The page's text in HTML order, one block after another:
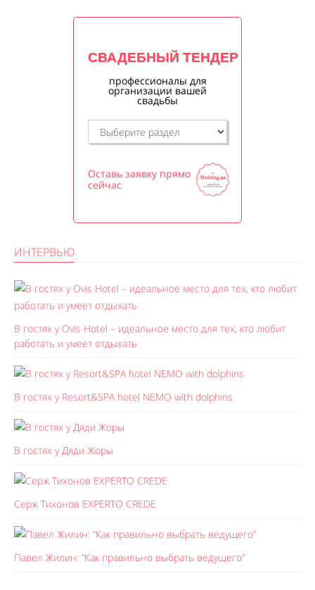
СВАДЕБНЫЙ ТЕНДЕР
профессионалы для
организации вашей
свадьбы
Оставь заявку прямо
сейчас
ИНТЕРВЬЮ
В гостях у Ovis Hotel – идеальное место для тех, кто любит
работать и умеет отдыхать
В гостях у Resort&SPA hotel NEMO with dolphins
В гостях у Дяди Жоры
Серж Тихонов EXPERTO CREDE
Павел Жилин: “Как правильно выбрать ведущего”